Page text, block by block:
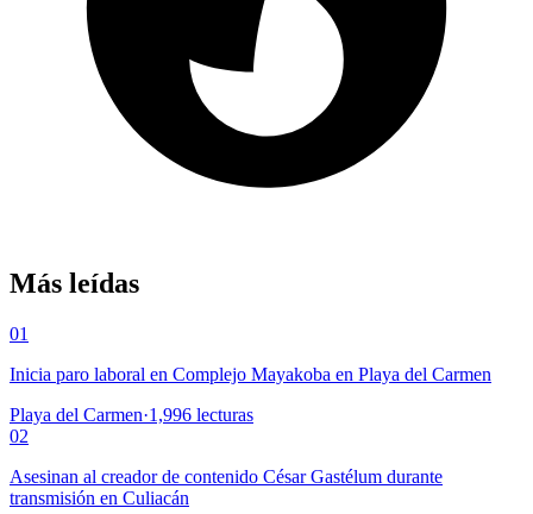
Más leídas
01
Inicia paro laboral en Complejo Mayakoba en Playa del Carmen
Playa del Carmen·1,996 lecturas
02
Asesinan al creador de contenido César Gastélum durante
transmisión en Culiacán